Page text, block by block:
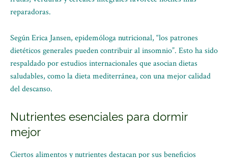
reparadoras.
Según Erica Jansen, epidemóloga nutricional, “los patrones
dietéticos generales pueden contribuir al insomnio”. Esto ha sido
respaldado por estudios internacionales que asocian dietas
saludables, como la dieta mediterránea, con una mejor calidad
del descanso.
Nutrientes esenciales para dormir
mejor
Ciertos alimentos y nutrientes destacan por sus beneficios